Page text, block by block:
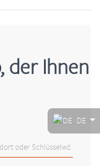
DE
der Ihnen